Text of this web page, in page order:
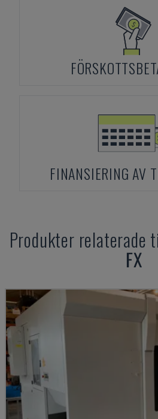
FINANSIERING AV
Produkter relaterade
FX